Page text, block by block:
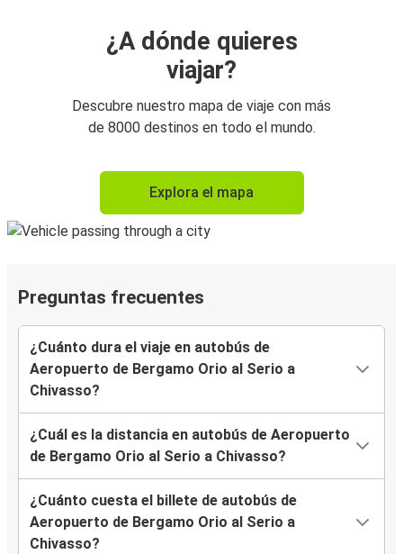
¿A dónde quieres
viajar?
Descubre nuestro mapa de viaje con más
de 8000 destinos en todo el mundo.
Explora el mapa
Preguntas frecuentes
¿Cuánto dura el viaje en autobús de
Aeropuerto de Bergamo Orio al Serio a
Chivasso?
¿Cuál es la distancia en autobús de Aeropuerto
de Bergamo Orio al Serio a Chivasso?
¿Cuánto cuesta el billete de autobús de
Aeropuerto de Bergamo Orio al Serio a
Chivasso?